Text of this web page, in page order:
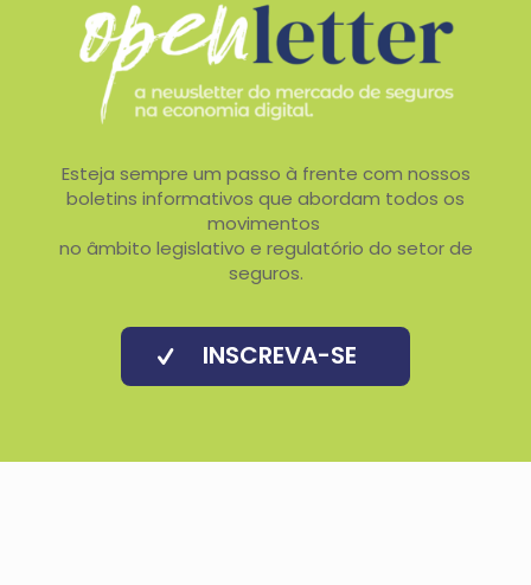
Esteja sempre um passo à frente com nossos
boletins informativos que abordam todos os
movimentos
no âmbito legislativo e regulatório do setor de
seguros.
INSCREVA-SE